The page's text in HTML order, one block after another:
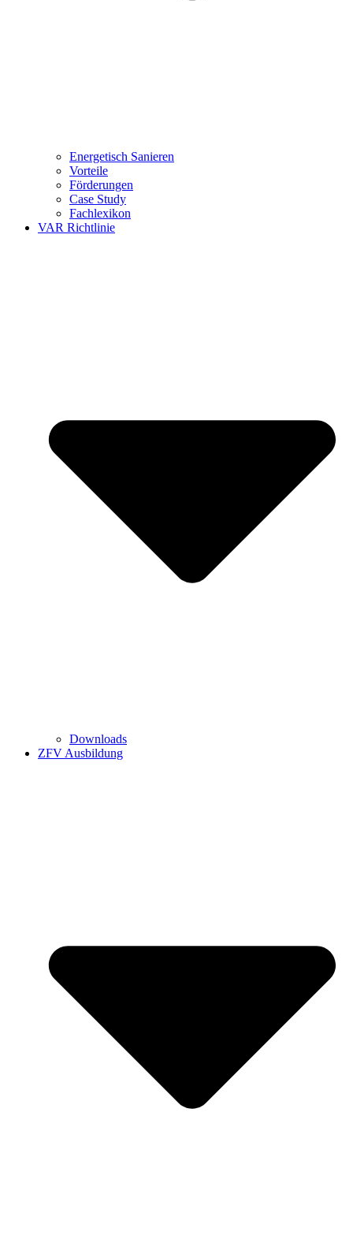
Energetisch Sanieren
Vorteile
Förderungen
Case Study
Fachlexikon
VAR Richtlinie
Downloads
ZFV Ausbildung